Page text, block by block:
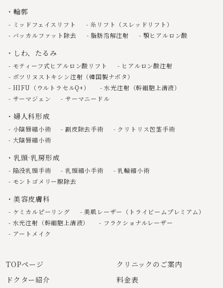
TOPページ
クリニックのご案内
ドクター紹介
料金表
輪郭
ミッドフェイスリフト
糸リフト（スレッドリフト）
バッカルファット除去
脂肪溶解注射 顎ヒアルロン酸
しわ、たるみ
モティーフ式ヒアルロン酸リフト
ヒアルロン酸注射
ボツリヌストキシン注射（韓国製ナボタ）
HIFU（ウルトラセルQ+）
水光注射（幹細胞上清液）
サーマジェン
サーマニードル
婦人科形成
小陰唇縮小術 副皮除去手術
クリトリス包茎手術
大陰唇縮小術
乳頭·乳房形成
陥没乳頭手術 乳頭縮小手術
乳輪縮小術
モントゴメリー腺除去
美容皮膚科
ケミカルピーリング
美肌レーザー（トライビームプレミアム）
水光注射（幹細胞上清液）
フラクショナルレーザー
アートメイク